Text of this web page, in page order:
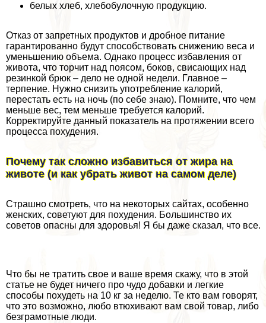
белых хлеб, хлебобулочную продукцию.
Отказ от запретных продуктов и дробное питание
гарантированно будут способствовать снижению веса и
уменьшению объема. Однако процесс избавления от
живота, что торчит над поясом, боков, свисающих над
резинкой брюк – дело не одной недели. Главное –
терпение. Нужно снизить употрeбление калорий,
перестать есть на ночь (по себе знаю). Помните, что чем
меньше вес, тем меньше требуется калорий.
Корректируйте данный показатель на протяжении всего
процесса похудения.
Почему так сложно избавиться от жира на
животе (и как убрать живот на самом деле)
Страшно смотреть, что на некоторых сайтах, особенно
женских, советуют для похудения. Большинство их
советов опасны для здоровья! Я бы даже сказал, что все.
Что бы не тратить свое и ваше время скажу, что в этой
статье не будет ничего про чудо добавки и легкие
способы похудеть на 10 кг за неделю. Те кто вам говорят,
что это возможно, любо втюхивают вам свой товар, либо
безграмотные люди.